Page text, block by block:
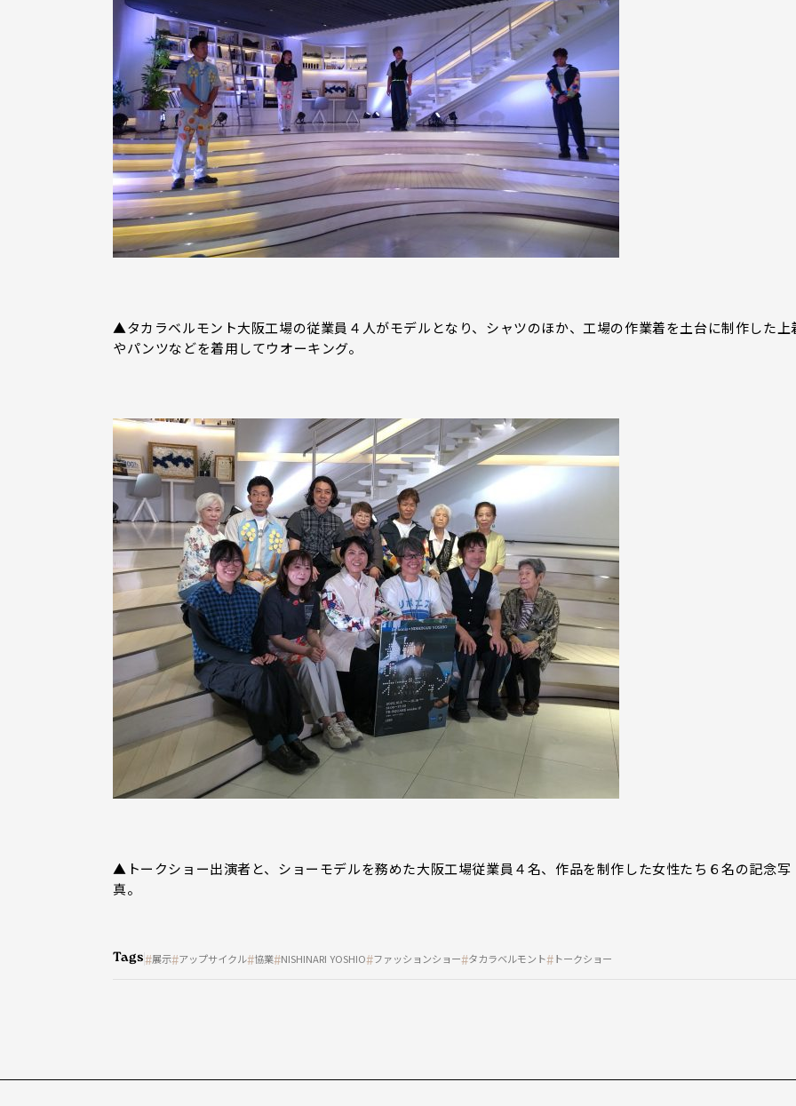
▲タカラベルモント大阪工場の従業員４人がモデルとなり、シャツのほか、工場の作業着を土台に制作した上
やパンツなどを着用してウオーキング。
▲トークショー出演者と、ショーモデルを務めた大阪工場従業員４名、作品を制作した女性たち６名の記念写
真。
Tags 展示 アップサイクル 協業 NISHINARI YOSHIO ファッションショー タカラベルモント トークショー